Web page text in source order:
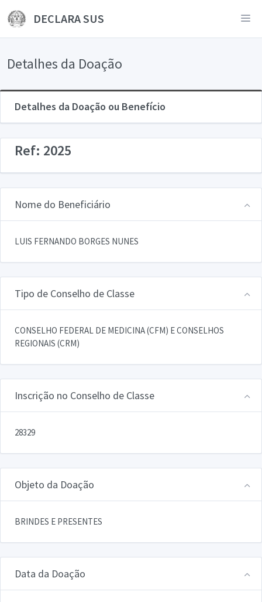
DECLARA SUS
Detalhes da Doação
Detalhes da Doação ou Benefício
Ref: 2025
Nome do Beneficiário
LUIS FERNANDO BORGES NUNES
Tipo de Conselho de Classe
CONSELHO FEDERAL DE MEDICINA (CFM) E CONSELHOS
REGIONAIS (CRM)
Inscrição no Conselho de Classe
28329
Objeto da Doação
BRINDES E PRESENTES
Data da Doação